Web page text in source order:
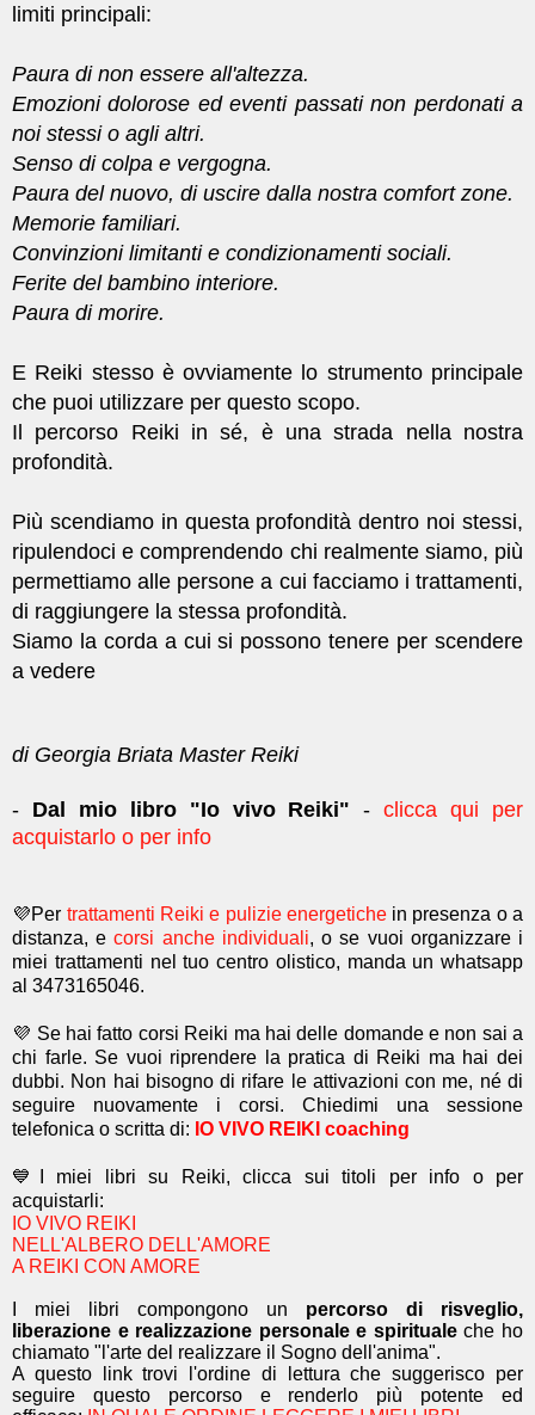
limiti principali:
Paura di non essere all'altezza.
Emozioni dolorose ed eventi passati non perdonati a
noi stessi o agli altri.
Senso di colpa e vergogna.
Paura del nuovo, di uscire dalla nostra comfort zone.
Memorie familiari.
Convinzioni limitanti e condizionamenti sociali.
Ferite del bambino interiore.
Paura di morire.
E Reiki stesso è ovviamente lo strumento principale
che puoi utilizzare per questo scopo.
Il percorso Reiki in sé, è una strada nella nostra
profondità.
Più scendiamo in questa profondità dentro noi stessi,
ripulendoci e comprendendo chi realmente siamo, più
permettiamo alle persone a cui facciamo i trattamenti,
di raggiungere la stessa profondità.
Siamo la corda a cui si possono tenere per scendere
a vedere
di Georgia Briata Master Reiki
- Dal mio libro "Io vivo Reiki" -clicca qui per
acquistarlo o per info
💜Per trattamenti Reiki e pulizie energetichein presenza o a
distanza, ecorsi anche individuali, o se vuoi organizzare i
miei trattamenti nel tuo centro olistico, manda un whatsapp
al 3473165046.
💜 Se hai fatto corsi Reiki ma hai delle domande e non sai a
chi farle. Se vuoi riprendere la pratica di Reiki ma hai dei
dubbi. Non hai bisogno di rifare le attivazioni con me, né di
seguire nuovamente i corsi. Chiedimi una sessione
telefonica o scritta di: IO VIVO REIKI coaching
💙I miei libri su Reiki, clicca sui titoli per info o per
acquistarli:
IO VIVO REIKI
NELL'ALBERO DELL'AMORE
A REIKI CON AMORE
I miei libri compongono un percorso di risveglio,
liberazione e realizzazione personale e spiritualeche ho
chiamato "l'arte del realizzare il Sogno dell'anima".
A questo link trovi l'ordine di lettura che suggerisco per
seguire questo percorso e renderlo più potente ed